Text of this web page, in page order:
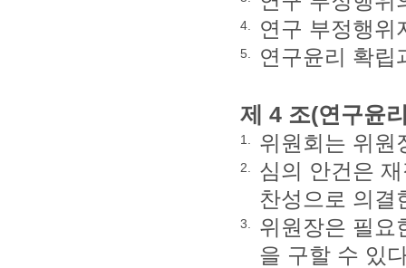
4. 연구 부정행위
5. 연구윤리 확립
제 4 조(연구윤
1. 위원회는 위원
2.
심의 안건은
찬성으로 의결
3.
위원장은 필요
을 구할 수 있